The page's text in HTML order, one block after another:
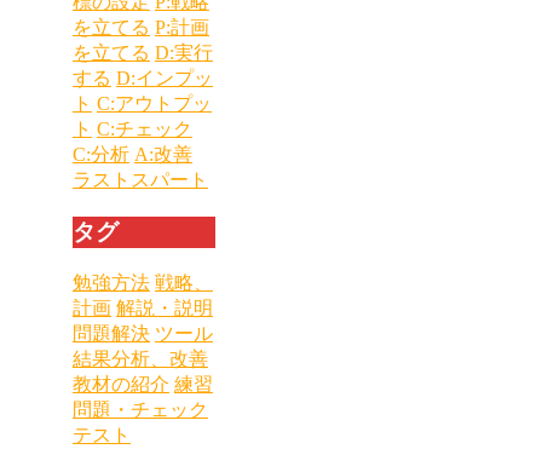
を立てる P:計画
を立てる D:実行
する D:インプッ
ト C:アウトプッ
ト C:チェック
C:分析 A:改善
ラストスパート
タグ
勉強方法 戦略、
計画 解説・説明
問題解決 ツール
結果分析、改善
教材の紹介 練習
問題・チェック
テスト